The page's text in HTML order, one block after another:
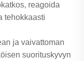
reagoida
tehokkaasti
ja vaivattoman
suorituskyvyn